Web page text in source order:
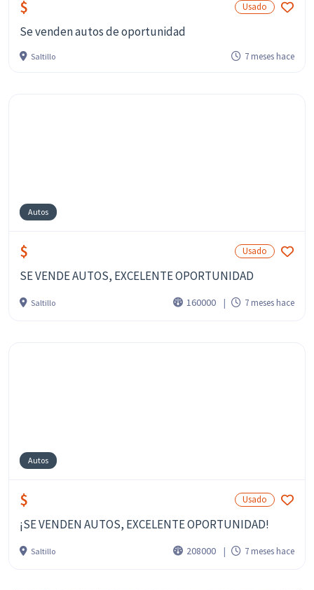
$ Usado
Se venden autos de oportunidad
Saltillo 7 meses hace
Autos
$ Usado
SE VENDE AUTOS, EXCELENTE OPORTUNIDAD
Saltillo 160000 7 meses hace
Autos
$ Usado
¡SE VENDEN AUTOS, EXCELENTE OPORTUNIDAD!
Saltillo 208000 7 meses hace